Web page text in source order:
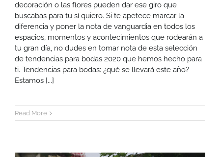
decoración o las flores pueden dar ese giro que
buscabas para tu sí quiero. Si te apetece marcar la
diferencia y poner la nota de vanguardia en todos los
espacios, momentos y acontecimientos que rodearán a
tu gran día, no dudes en tomar nota de esta selección
de tendencias para bodas 2020 que hemos hecho para
ti. Tendencias para bodas: ¿qué se llevará este año?
Estamos [...]
Read More